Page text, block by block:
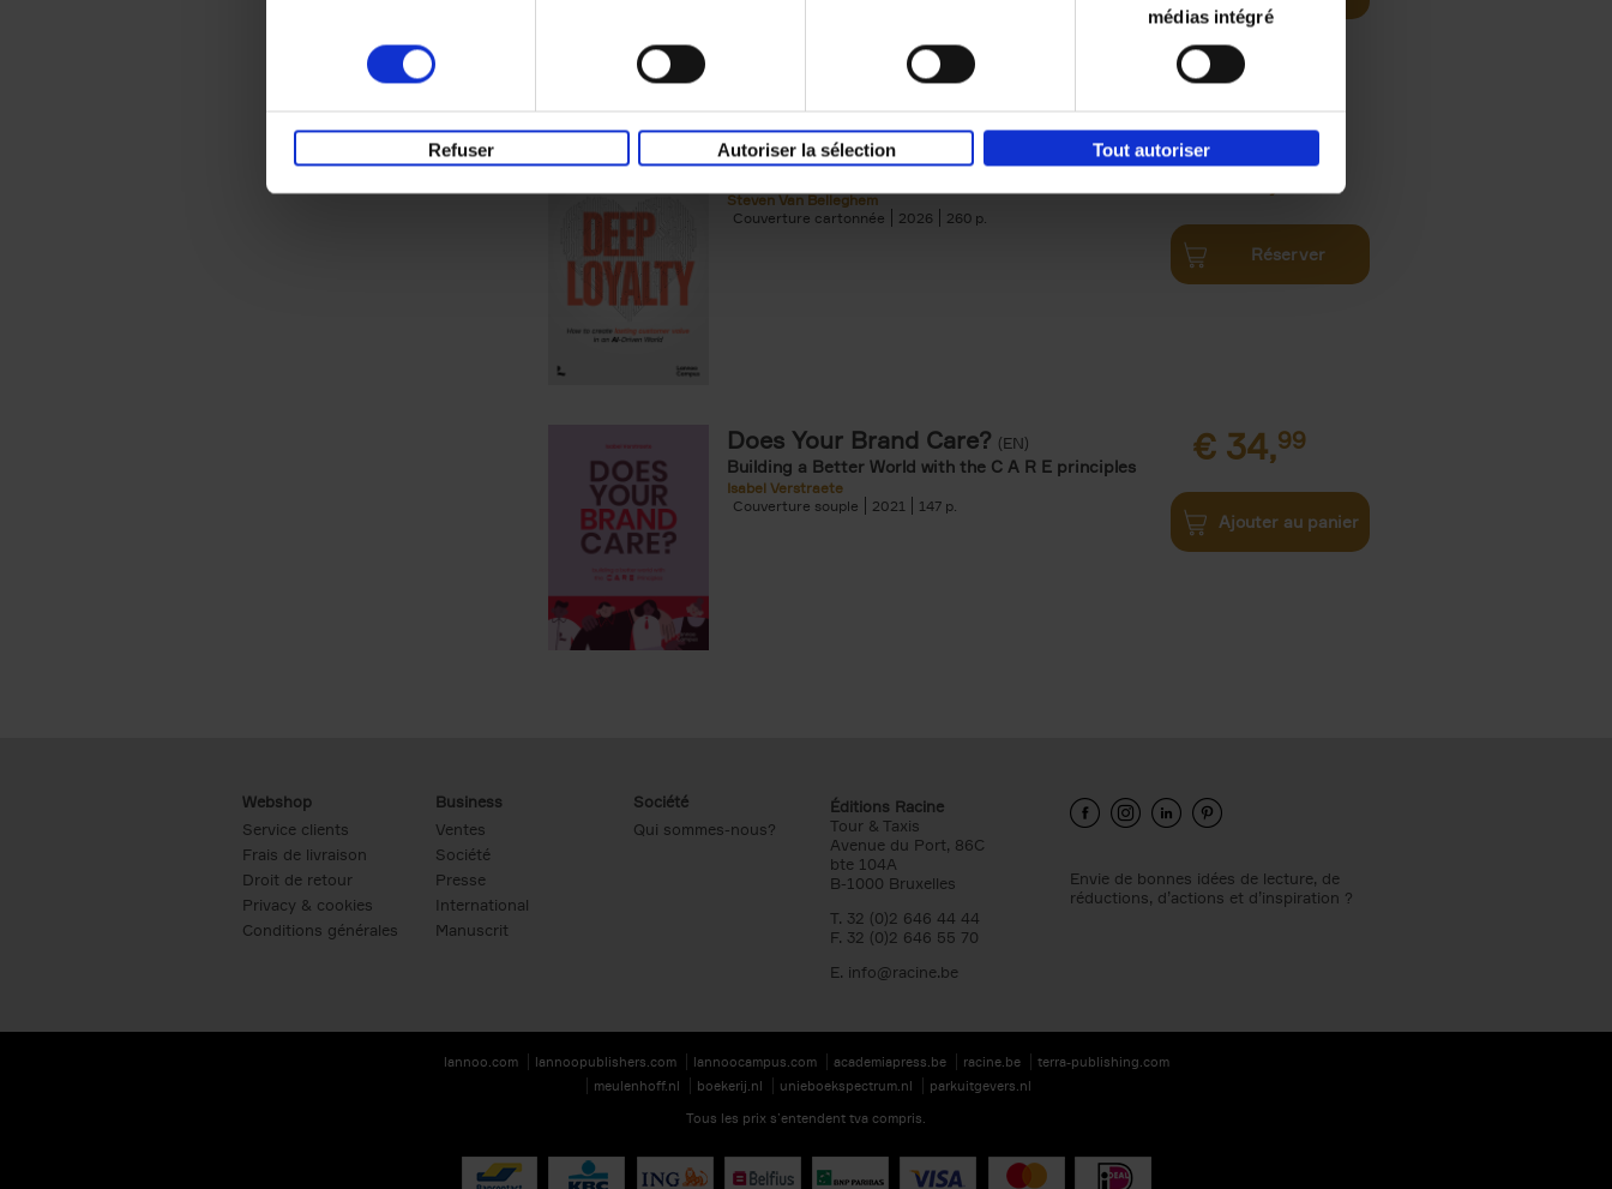
médias intégré
Refuser Autoriser la sélection Tout autoriser
Deep Loyalty (ENG)
Steven Van Belleghem
Couverture cartonnée
2026 260
€34,99
Réserver
Does Your Brand Care? (EN)
Building a Better World with the C A R E principles
Isabel Verstraete
Couverture souple
2021 147
€ 34,99
Ajouter au panier
Webshop
Service clients
Frais de livraison
Droit de retour
Privacy & cookies
Conditions générales
Business
Ventes
Société
Presse
International
Manuscrit
Société
Qui sommes-nous?
Éditions Racine
Tour & Taxis
Avenue du Port, 86C
bte 104A
B-1000 Bruxelles
T. 32 (0)2 646 44 44
F. 32 (0)2 646 55 70
E. info@racine.be
Envie de bonnes idées de lecture, de
réductions, d’actions et d’inspiration ?
lannoo.com lannoopublishers.com lannoocampus.com academiapress.be racine.be
terra-publishing.com
meulenhoff.nl
boekerij.nl unieboekspectrum.nl
parkuitgevers.nl
Tous les prix s’entendent tva compris.